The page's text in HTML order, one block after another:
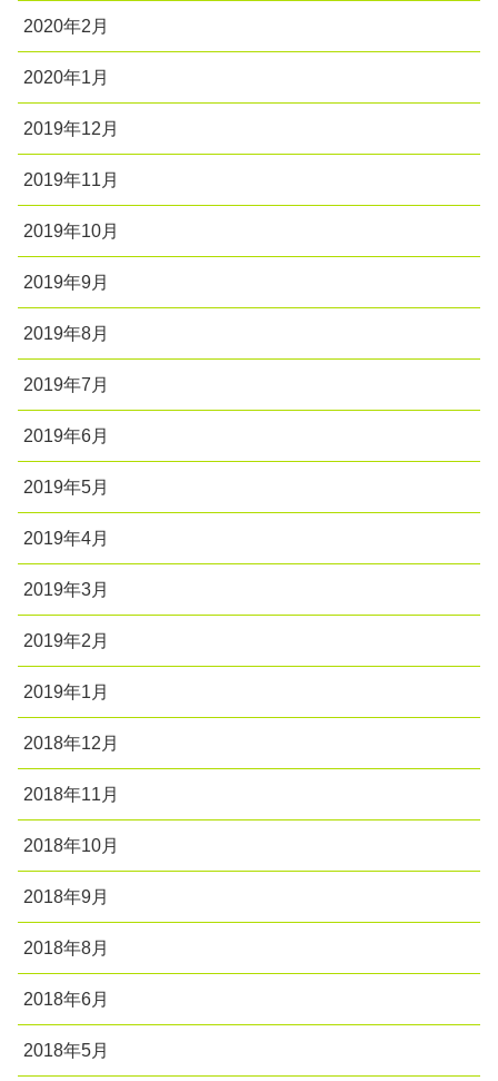
2020年2月
2020年1月
2019年12月
2019年11月
2019年10月
2019年9月
2019年8月
2019年7月
2019年6月
2019年5月
2019年4月
2019年3月
2019年2月
2019年1月
2018年12月
2018年11月
2018年10月
2018年9月
2018年8月
2018年6月
2018年5月